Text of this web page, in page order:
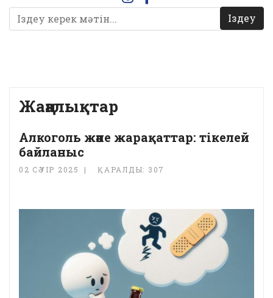
Іздеу
Жаңалықтар
Алкоголь және жарақаттар: тікелей
байланыс
02 СӘУІР 2025 ҚАРАЛДЫ: 307